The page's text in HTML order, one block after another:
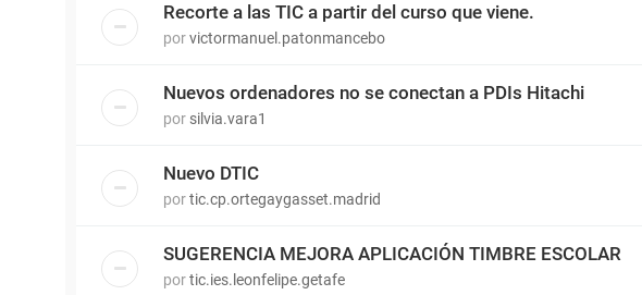
Recorte a las TIC a partir del curso que viene.
porvictormanuel.patonmancebo
Nuevos ordenadores no se conectan a PDIs Hitachi
por silvia.vara1
Nuevo DTIC
portic.cp.ortegaygasset.madrid
SUGERENCIA MEJORA APLICACIÓN TIMBRE ESCOLAR
portic.ies.leonfelipe.getafe